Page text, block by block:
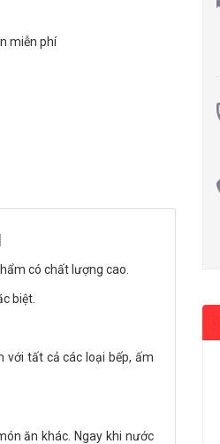
miễn phí
có chất lượng cao.
biệt.
với tất cả các loại bếp, ấm
ăn khác. Ngay khi nước